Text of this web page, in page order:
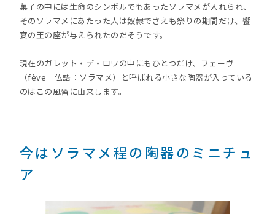
菓子の中には生命のシンボルでもあったソラマメが入れられ、
そのソラマメにあたった人は奴隷でさえも祭りの期間だけ、饗
宴の王の座が与えられたのだそうです。
現在のガレット・デ・ロワの中にもひとつだけ、フェーヴ
（fève 仏語：ソラマメ）と呼ばれる小さな陶器が入っている
のはこの風習に由来します。
今はソラマメ程の陶器のミニチュ
ア